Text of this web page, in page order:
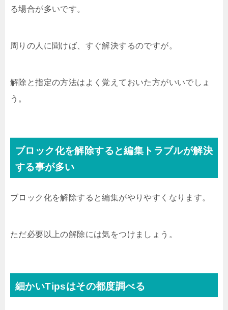
る場合が多いです。
周りの人に聞けば、すぐ解決するのですが。
解除と指定の方法はよく覚えておいた方がいいでしょ
う。
ブロック化を解除すると編集トラブルが解決
する事が多い
ブロック化を解除すると編集がやりやすくなります。
ただ必要以上の解除には気をつけましょう。
細かいTipsはその都度調べる